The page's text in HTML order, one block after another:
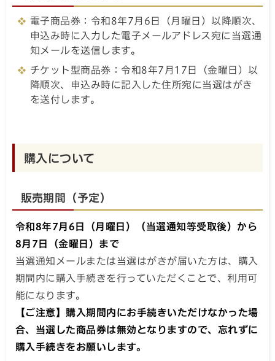
電子商品券：令和8年7月6日（月曜日）以降順次、
申込み時に入力した電子メールアドレス宛に当選通
知メールを送信します。
チケット型商品券：令和8年7月17日（金曜日）以
降順次、申込み時に記入した住所宛に当選はがき
を送付します。
購入について
販売期間（予定）
令和8年7月6日（月曜日）（当選通知等受取後）から
8月7日（金曜日）まで
当選通知メールまたは当選はがきが届いた方は、購入
期間内に購入手続きを行っていただくことで、利用可
能になります。
【ご注意】購入期間内にお手続きいただけなかった場
合、当選した商品券は無効となりますので、忘れずに
購入手続きをお願いします。